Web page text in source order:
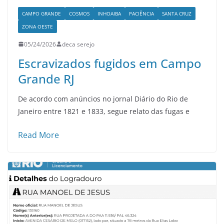
CAMPO GRANDE COSMOS INHOAIBA PACIÊNCIA
SANTA CRUZ
ZONA OESTE
05/24/2026 deca serejo
Escravizados fugidos em Campo
Grande RJ
De acordo com anúncios no jornal Diário do Rio de
Janeiro entre 1821 e 1833, segue relato das fugas e
Read More